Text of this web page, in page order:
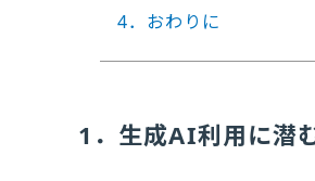
4．おわりに
1．生成AI利用に潜